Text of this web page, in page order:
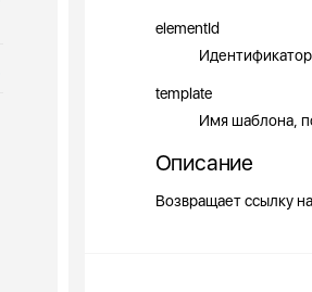
elementId
template
Имя шаблона,
Описание
Возвращает ссылку